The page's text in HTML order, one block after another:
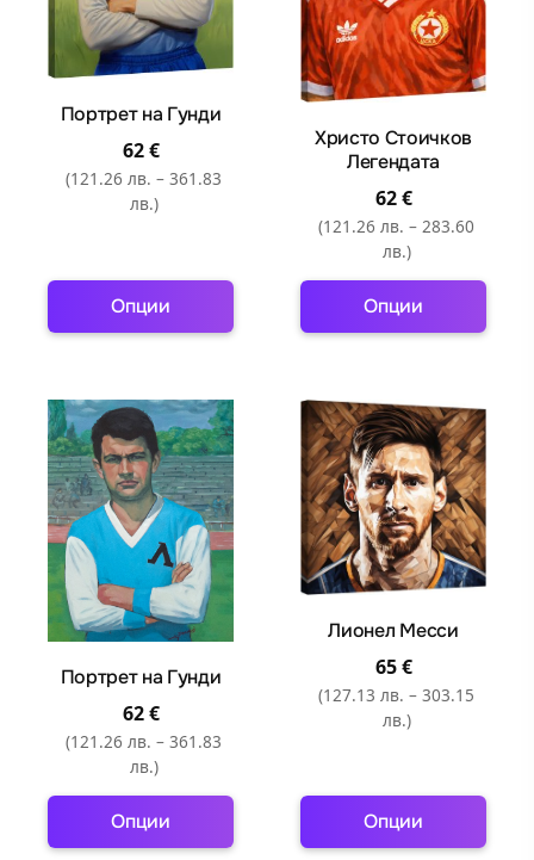
chosen
on
product
page
chosen
on
the
page
Портрет на Гунди
62€
(121.26 лв. – 361.83
лв.)
Опции
has
multiple
variants.
The
options
may
be
chosen
on
the
product
page
Христо Стоичков
Легендата
62€
(121.26 лв. – 283.60
лв.)
Опции
has
multiple
variants.
The
options
may
be
on
the
product
page
Портрет на Гунди
62€
(121.26 лв. – 361.83
лв.)
Опции
Лионел Месси
65€
(127.13 лв. – 303.15
лв.)
Опции